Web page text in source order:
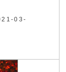
03-